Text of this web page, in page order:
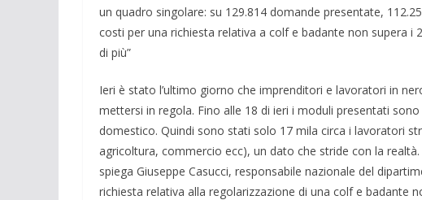
un quadro singolare: su 129.814 domande presentate,
costi per una richiesta relativa a colf e badante non supera i
di più”
Ieri è stato l’ultimo giorno che imprenditori e lavoratori in
mettersi in regola. Fino alle 18 di ieri i moduli presentati
domestico. Quindi sono stati solo 17 mila circa i lavoratori
agricoltura, commercio ecc), un dato che stride con la
spiega Giuseppe Casucci, responsabile nazionale del
richiesta relativa alla regolarizzazione di una colf e badante